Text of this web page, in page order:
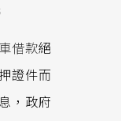
借款絕
證件而
，政府